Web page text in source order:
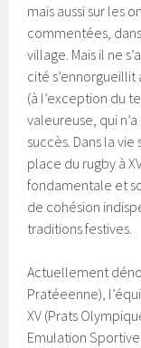
mais aussi sur les
commentées,
village. Mais il ne
cité s’ennorgueillit
(à l’exception du
valeureuse, qui
succès. Dans la
place du rugby à
fondamentale et
de cohésion
traditions festives.
Actuellement
Pratéeenne),
XV (Prats
Emulation